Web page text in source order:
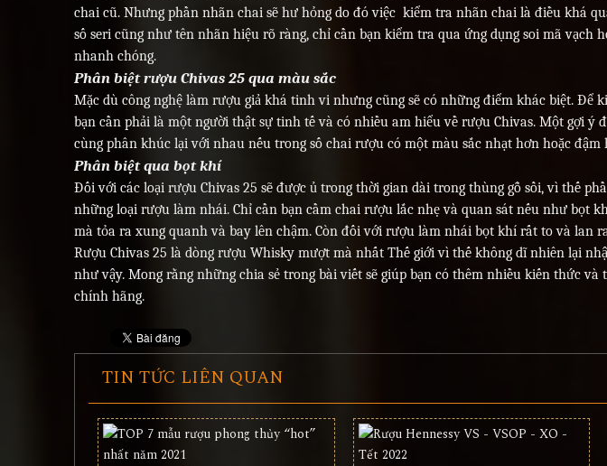
chai cũ. Nhưng phần nhãn chai sẽ hư hỏng do đó việc kiểm tra nhãn chai là điều khá
số seri cũng như tên nhãn hiệu rõ ràng, chỉ cần bạn kiểm tra qua ứng dụng soi mã vạch
nhanh chóng.
Phân biệt rượu Chivas 25 qua màu sắc
Mặc dù công nghệ làm rượu giả khá tinh vi nhưng cũng sẽ có những điểm khác biệt. Để
bạn cần phải là một người thật sự tinh tế và có nhiều am hiểu về rượu Chivas. Một gợi ý
cùng phân khúc lại với nhau nếu trong số chai rượu có một màu sắc nhạt hơn hoặc
Phân biệt qua bọt khí
Đối với các loại rượu Chivas 25 sẽ được ủ trong thời gian dài trong thùng gỗ sồi, vì thế
những loại rượu làm nhái. Chỉ cần bạn cầm chai rượu lắc nhẹ và quan sát nếu như bọt
mà tỏa ra xung quanh và bay lên chậm. Còn đối với rượu làm nhái bọt khí rất to và lan
Rượu Chivas 25 là dòng rượu Whisky mượt mà nhất Thế giới vì thế không dĩ nhiên lại
như vậy. Mong rằng những chia sẻ trong bài viết sẽ giúp bạn có thêm nhiều kiến thức
chính hãng.
TIN TỨC LIÊN QUAN